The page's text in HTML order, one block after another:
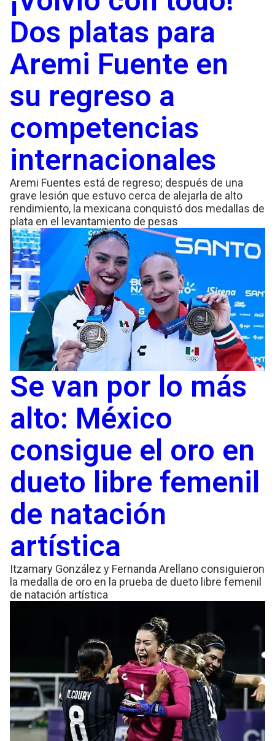
Dos platas para
Aremi Fuente en
su regreso a
competencias
internacionales
Aremi Fuentes está de regreso; después de una
grave lesión que estuvo cerca de alejarla de alto
rendimiento, la mexicana conquistó dos medallas de
plata en el levantamiento de pesas
Se van por lo más
alto: México
consigue el oro en
dueto libre femenil
de natación
artística
Itzamary González y Fernanda Arellano consiguieron
la medalla de oro en la prueba de dueto libre femenil
de natación artística